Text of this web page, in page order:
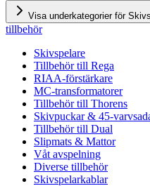
Visa underkategorier för
tillbehör
Skivspelare
Tillbehör till Rega
RIAA-förstärkare
MC-transformatorer
Tillbehör till Thorens
Skivpuckar & 45-
Tillbehör till Dual
Slipmats & Mattor
Våt avspelning
Diverse tillbehör
Skivspelarkablar